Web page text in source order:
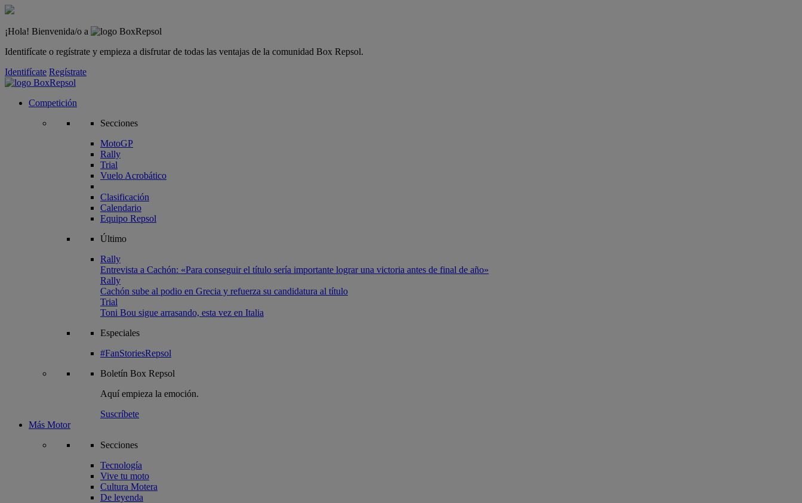
¡Hola! Bienvenida/o a
Identifícate o regístrate y empieza a disfrutar de todas las ventajas de la comunidad Box Repsol.
Identifícate Regístrate
Competición
Secciones
MotoGP
Rally
Trial
Vuelo Acrobático
Clasificación
Calendario
Equipo Repsol
Último
Rally
Entrevista a Cachón: «Para conseguir el título sería importante lograr una victoria antes de final de año»
Rally
Cachón sube al podio en Grecia y refuerza su candidatura al título
Trial
Toni Bou sigue arrasando, esta vez en Italia
Especiales
#FanStoriesRepsol
Boletín Box Repsol
Aquí empieza la emoción.
Suscríbete
Más Motor
Secciones
Tecnología
Vive tu moto
Cultura Motera
De leyenda